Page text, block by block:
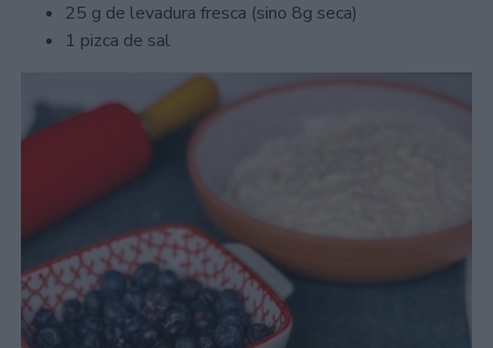
25 g de levadura fresca (sino 8g seca)
1 pizca de sal